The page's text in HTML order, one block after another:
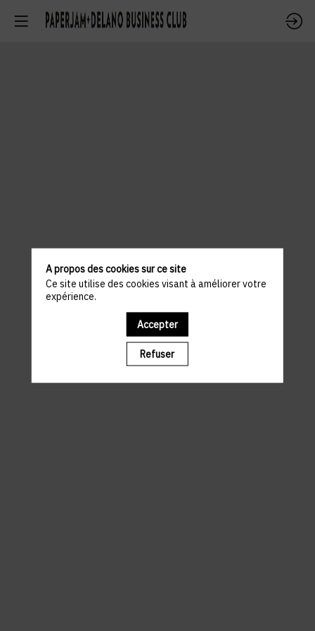
Il manque du contenu : rafraichissez votre navigateur
A propos des cookies sur ce site
Ce site utilise des cookies visant à améliorer votre
expérience.
Accepter
Refuser